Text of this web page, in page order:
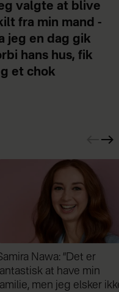
valgte at blive
fra min mand -
jeg en dag gik
hans hus, fik
et chok
valgte at blive skilt
mand - da jeg en dag
forbi hans hus, fik jeg